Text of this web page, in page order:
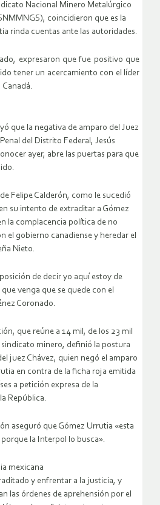
Nacional Minero Metalúrgico
coincidieron que es la
rinda cuentas ante las autoridades.
expresaron que fue positivo que
tener un acercamiento con el líder
que la negativa de amparo del Juez
del Distrito Federal, Jesús
ayer, abre las puertas para que
Felipe Calderón, como le sucedió
su intento de extraditar a Gómez
la complacencia política de no
el gobierno canadiense y heredar el
Nieto.
de decir yo aquí estoy de
venga que se quede con el
Coronado.
que reúne a 14 mil, de los 23 mil
minero, definió la postura
juez Chávez, quien negó el amparo
en contra de la ficha roja emitida
a petición expresa de la
República.
aseguró que Gómez Urrutia «esta
la Interpol lo busca».
mexicana
y enfrentar a la justicia, y
las órdenes de aprehensión por el